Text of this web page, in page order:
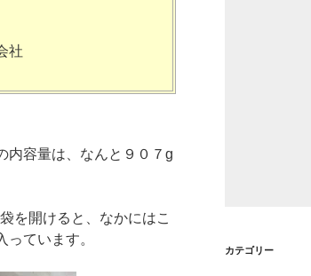
社
内容量は、なんと９０７g
を開けると、なかにはこ
ています。
カテゴリー